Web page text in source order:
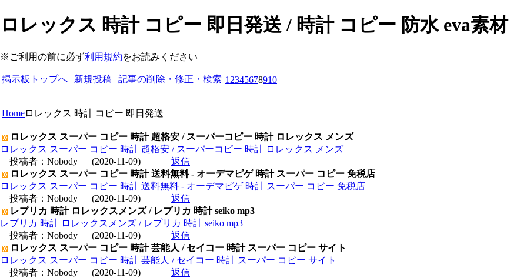
ロレックス 時計 コピー 即日発送 / 時計 コピー 防水 eva素材
※ご利用の前に必ず利用規約をお読みください
掲示板トップへ | 新規投稿 | 記事の削除・修正・検索 1 2345678910
Homeロレックス 時計 コピー 即日発送
ロレックス スーパー コピー 時計 超格安 / スーパーコピー 時計 ロレックス メンズ
ロレックス スーパー コピー 時計 超格安 / スーパーコピー 時計 ロレックス メンズ
投稿者： Nobody (2020-11-09)
返信
ロレックス スーパー コピー 時計 送料無料 - オーデマピゲ 時計 スーパー コピー 免税店
ロレックス スーパー コピー 時計 送料無料 - オーデマピゲ 時計 スーパー コピー 免税店
投稿者： Nobody (2020-11-09)
返信
レプリカ 時計 ロレックスメンズ / レプリカ 時計 seiko mp3
レプリカ 時計 ロレックスメンズ / レプリカ 時計 seiko mp3
投稿者： Nobody (2020-11-09)
返信
ロレックス スーパー コピー 時計 芸能人 / セイコー 時計 スーパー コピー サイト
ロレックス スーパー コピー 時計 芸能人 / セイコー 時計 スーパー コピー サイト
投稿者： Nobody (2020-11-09)
返信